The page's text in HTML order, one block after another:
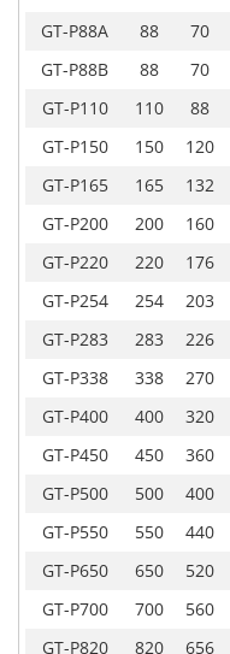
GT-P88A
88 70
GT-P88B
88 70
GT-P110
110 88
GT-P150
150 120
GT-P165
165 132
GT-P200
200 160
GT-P220
220 176
GT-P254
254 203
GT-P283
283 226
GT-P338
338 270
GT-P400
400 320
GT-P450
450 360
GT-P500
500 400
GT-P550
550 440
GT-P650
650 520
GT-P700
700 560
GT-P820
820 656